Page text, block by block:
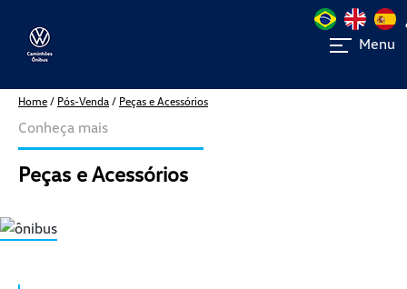
Menu
Home / Pós-Venda / Peças e Acessórios
Conheça mais
Peças e Acessórios